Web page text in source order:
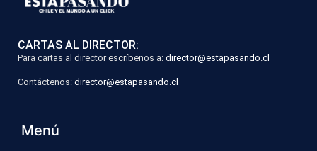
CARTAS AL DIRECTOR:
Para cartas al director escríbenos a: director@estapasando.cl
Contáctenos: director@estapasando.cl
Menú